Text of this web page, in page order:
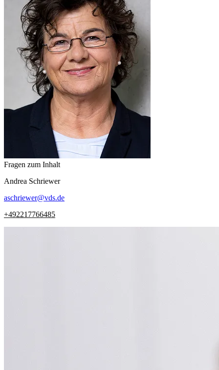
Fragen zum Inhalt
Andrea Schriewer
aschriewer@vds.de
+492217766485